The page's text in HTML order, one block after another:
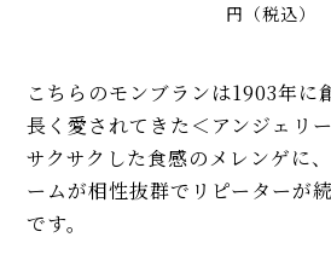
円（税込）
こちらのモンブランは1903年に
長く愛されてきた＜アンジェリ
サクサクした食感のメレンゲに
ームが相性抜群でリピーターが
です。